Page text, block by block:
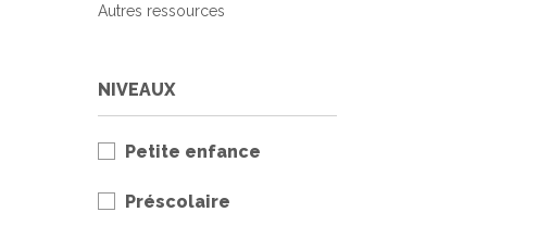
Autres ressources
NIVEAUX
Petite enfance
Préscolaire